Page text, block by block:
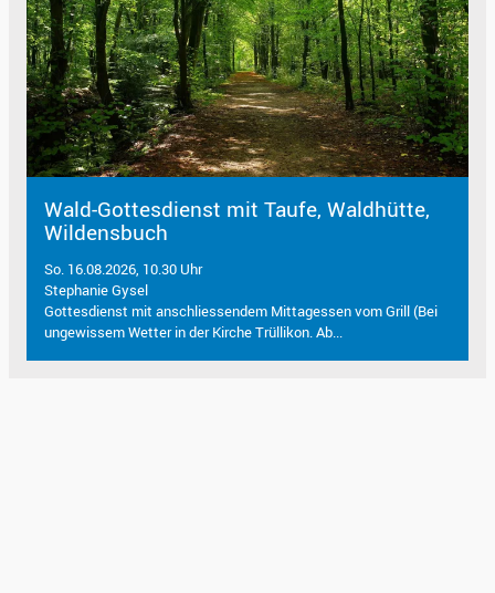
Wald-Gottesdienst mit Taufe, Waldhütte,
Wildensbuch
So. 16.08.2026, 10.30 Uhr
Stephanie Gysel
Gottesdienst mit anschliessendem Mittagessen vom Grill (Bei
ungewissem Wetter in der Kirche Trüllikon. Ab...